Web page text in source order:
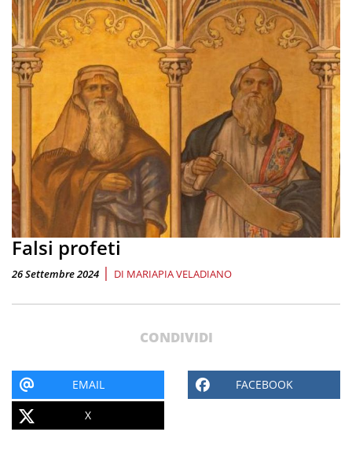
Falsi profeti
26 Settembre 2024 | DI MARIAPIA VELADIANO
CONDIVIDI
EMAIL FACEBOOK
X